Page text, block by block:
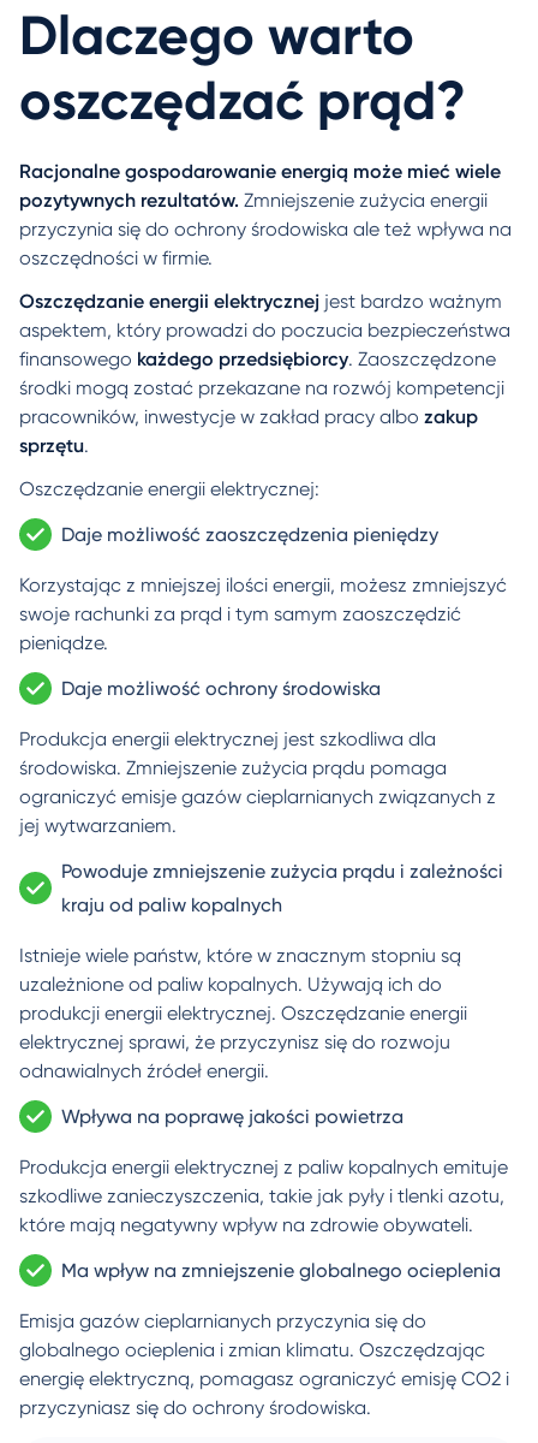
Dlaczego warto
oszczędzać prąd?
Racjonalne gospodarowanie energią może mieć wiele
pozytywnych rezultatów. Zmniejszenie zużycia energii
przyczynia się do ochrony środowiska ale też wpływa na
oszczędności w firmie.
Oszczędzanie energii elektrycznej jest bardzo ważnym
aspektem, który prowadzi do poczucia bezpieczeństwa
finansowego każdego przedsiębiorcy. Zaoszczędzone
środki mogą zostać przekazane na rozwój kompetencji
pracowników, inwestycje w zakład pracy albo zakup
sprzętu.
Oszczędzanie energii elektrycznej:
Daje możliwość zaoszczędzenia pieniędzy
Korzystając z mniejszej ilości energii, możesz zmniejszyć
swoje rachunki za prąd i tym samym zaoszczędzić
pieniądze.
Daje możliwość ochrony środowiska
Produkcja energii elektrycznej jest szkodliwa dla
środowiska. Zmniejszenie zużycia prądu pomaga
ograniczyć emisje gazów cieplarnianych związanych z
jej wytwarzaniem.
Powoduje zmniejszenie zużycia prądu i zależności
kraju od paliw kopalnych
Istnieje wiele państw, które w znacznym stopniu są
uzależnione od paliw kopalnych. Używają ich do
produkcji energii elektrycznej. Oszczędzanie energii
elektrycznej sprawi, że przyczynisz się do rozwoju
odnawialnych źródeł energii.
Wpływa na poprawę jakości powietrza
Produkcja energii elektrycznej z paliw kopalnych emituje
szkodliwe zanieczyszczenia, takie jak pyły i tlenki azotu,
które mają negatywny wpływ na zdrowie obywateli.
Ma wpływ na zmniejszenie globalnego ocieplenia
Emisja gazów cieplarnianych przyczynia się do
globalnego ocieplenia i zmian klimatu. Oszczędzając
energię elektryczną, pomagasz ograniczyć emisję CO2 i
przyczyniasz się do ochrony środowiska.